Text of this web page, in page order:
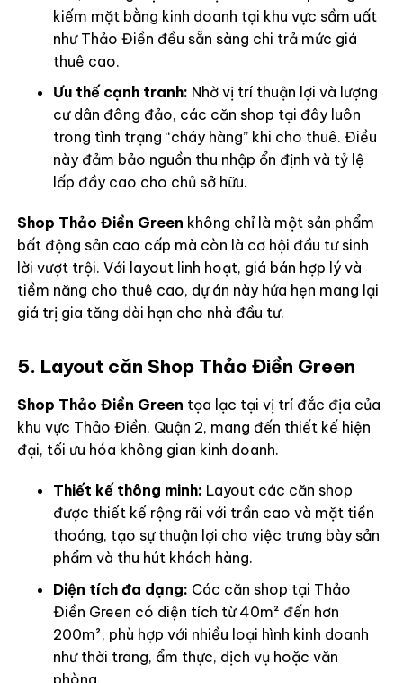
kiếm mặt bằng kinh doanh tại khu vực sầm uất
như Thảo Điền đều sẵn sàng chi trả mức giá
thuê cao.
Ưu thế cạnh tranh: Nhờ vị trí thuận lợi và lượng
cư dân đông đảo, các căn shop tại đây luôn
trong tình trạng “cháy hàng” khi cho thuê. Điều
này đảm bảo nguồn thu nhập ổn định và tỷ lệ
lấp đầy cao cho chủ sở hữu.
Shop Thảo Điền Green không chỉ là một sản phẩm
bất động sản cao cấp mà còn là cơ hội đầu tư sinh
lời vượt trội. Với layout linh hoạt, giá bán hợp lý và
tiềm năng cho thuê cao, dự án này hứa hẹn mang lại
giá trị gia tăng dài hạn cho nhà đầu tư.
5. Layout căn Shop Thảo Điền Green
Shop Thảo Điền Green tọa lạc tại vị trí đắc địa của
khu vực Thảo Điền, Quận 2, mang đến thiết kế hiện
đại, tối ưu hóa không gian kinh doanh.
Thiết kế thông minh: Layout các căn shop
được thiết kế rộng rãi với trần cao và mặt tiền
thoáng, tạo sự thuận lợi cho việc trưng bày sản
phẩm và thu hút khách hàng.
Diện tích đa dạng: Các căn shop tại Thảo
Điền Green có diện tích từ 40m² đến hơn
200m², phù hợp với nhiều loại hình kinh doanh
như thời trang, ẩm thực, dịch vụ hoặc văn
phòng.